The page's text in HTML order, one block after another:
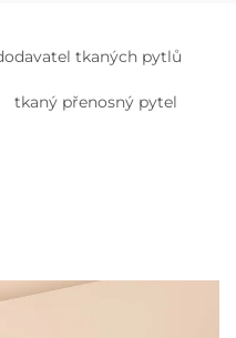
tkaných pytlů
tkaný přenosný pytel